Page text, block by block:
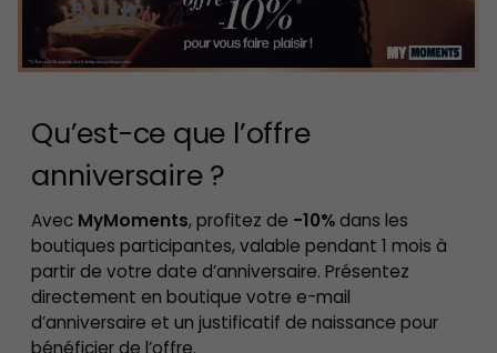
Qu’est-ce que l’offre
anniversaire ?
Avec MyMoments, profitez de -10%dans les
boutiques participantes, valable pendant 1 mois à
partir de votre date d’anniversaire. Présentez
directement en boutique votre e-mail
d’anniversaire et un justificatif de naissance pour
bénéficier de l’offre.